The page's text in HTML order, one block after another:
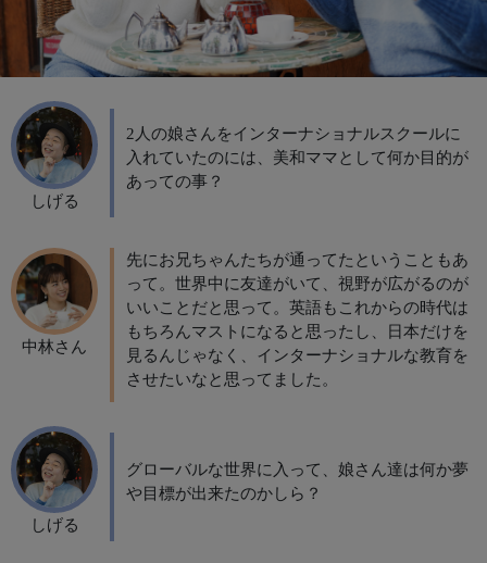
しげる
2人の娘さんをインターナショナルスクールに
入れていたのには、美和ママとして何か目的が
あっての事？
中林さん
先にお兄ちゃんたちが通ってたということもあ
って。世界中に友達がいて、視野が広がるのが
いいことだと思って。英語もこれからの時代は
もちろんマストになると思ったし、日本だけを
見るんじゃなく、インターナショナルな教育を
させたいなと思ってました。
しげる
グローバルな世界に入って、娘さん達は何か夢
や目標が出来たのかしら？